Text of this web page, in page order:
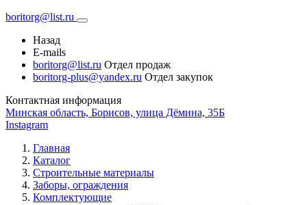
boritorg@list.ru
Назад
E-mails
boritorg@list.ru Отдел продаж
boritorg-plus@yandex.ru Отдел закупок
Контактная информация
Минская область, Борисов, улица Дёмина, 35Б
Instagram
Главная
Каталог
Строительные материалы
Заборы, ограждения
Комплектующие